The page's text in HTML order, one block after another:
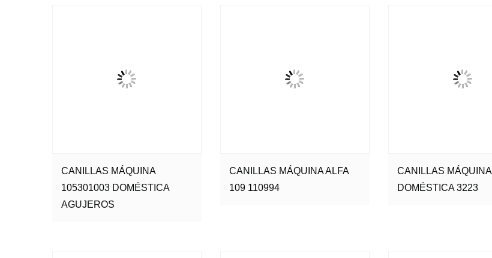
CANILLAS MÁQUINA
105301003 DOMÉSTICA
AGUJEROS
CANILLAS MÁQUINA ALFA
109 110994
CANILLAS MÁQUINA
DOMÉSTICA 3223